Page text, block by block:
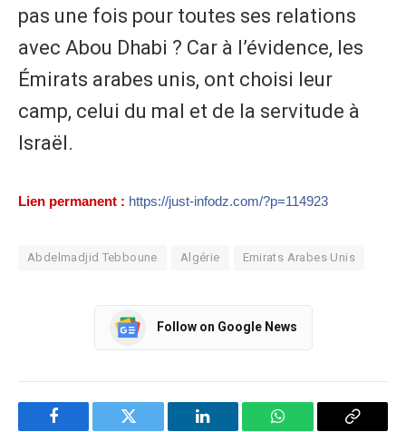
pas une fois pour toutes ses relations
avec Abou Dhabi ? Car à l’évidence, les
Émirats arabes unis, ont choisi leur
camp, celui du mal et de la servitude à
Israël.
Lien permanent : https://just-infodz.com/?p=114923
Abdelmadjid Tebboune Algérie Emirats Arabes Unis
Follow on Google News